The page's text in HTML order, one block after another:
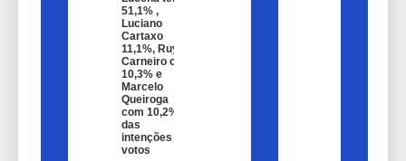
51,1% ,
Luciano
Cartaxo
11,1%, Ruy
Carneiro com
10,3% e
Marcelo
Queiroga
com 10,2%
das
intenções de
votos